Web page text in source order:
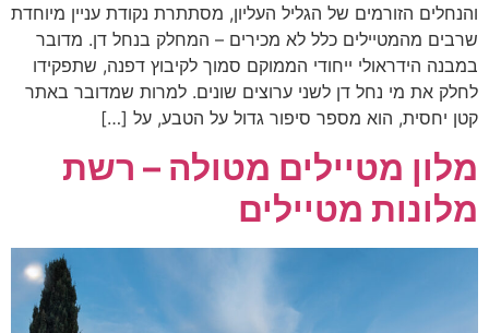
והנחלים הזורמים של הגליל העליון, מסתתרת נקודת עניין מיוחדת
שרבים מהמטיילים כלל לא מכירים – המחלק בנחל דן. מדובר
במבנה הידראולי ייחודי הממוקם סמוך לקיבוץ דפנה, שתפקידו
לחלק את מי נחל דן לשני ערוצים שונים. למרות שמדובר באתר
קטן יחסית, הוא מספר סיפור גדול על הטבע, על […]
מלון מטיילים מטולה – רשת
מלונות מטיילים